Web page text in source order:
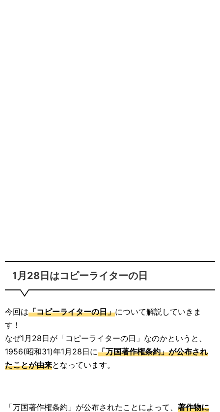
1月28日はコピーライターの日
今回は「コピーライターの日」について解説していきま
す！
なぜ1月28日が「コピーライターの日」なのかというと、
1956(昭和31)年1月28日に「万国著作権条約」が公布され
たことが由来となっています。
「万国著作権条約」が公布されたことによって、 著作物に